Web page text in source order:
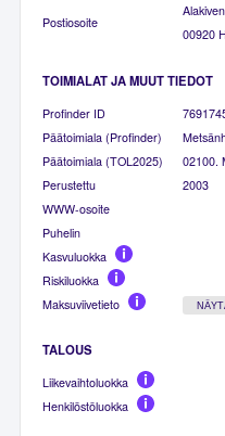
Postiosoite
00920
TOIMIALAT JA MUUT TIEDOT
Profinder ID
Päätoimiala (Profinder)
Päätoimiala (TOL2025)
02100.
Perustettu
2003
WWW-osoite
Puhelin
Kasvuluokka
Riskiluokka
Maksuviivetieto
TALOUS
Liikevaihtoluokka
Henkilöstöluokka